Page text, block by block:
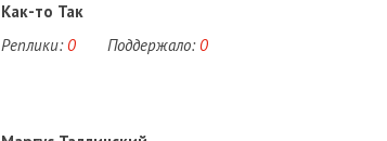
Как-то Так
Реплики: 0 Поддержало: 0